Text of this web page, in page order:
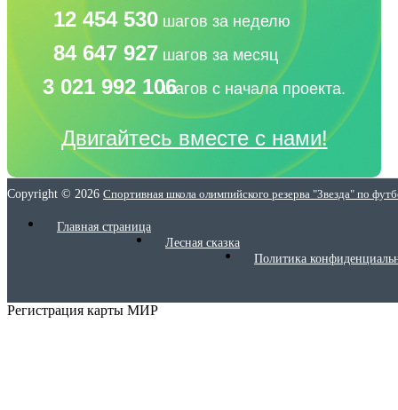
12 454 530 шагов за неделю
84 647 927 шагов за месяц
3 021 992 106шагов с начала проекта.
Двигайтесь вместе с нами!
Copyright © 2026 Спортивная школа олимпийского резерва "Звезда" по
Главная страница
Лесная сказка
Политика
Регистрация карты МИР